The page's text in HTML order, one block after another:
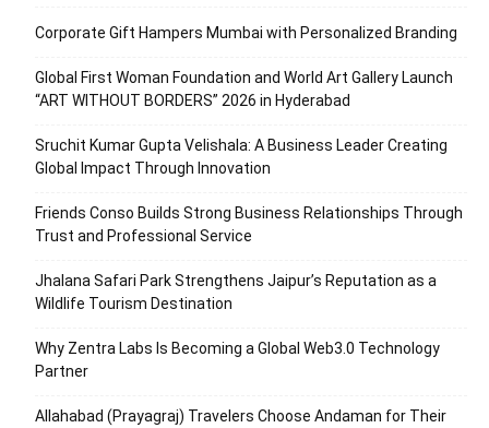
Corporate Gift Hampers Mumbai with Personalized Branding
Global First Woman Foundation and World Art Gallery Launch
“ART WITHOUT BORDERS” 2026 in Hyderabad
Sruchit Kumar Gupta Velishala: A Business Leader Creating
Global Impact Through Innovation
Friends Conso Builds Strong Business Relationships Through
Trust and Professional Service
Jhalana Safari Park Strengthens Jaipur’s Reputation as a
Wildlife Tourism Destination
Why Zentra Labs Is Becoming a Global Web3.0 Technology
Partner
Allahabad (Prayagraj) Travelers Choose Andaman for Their